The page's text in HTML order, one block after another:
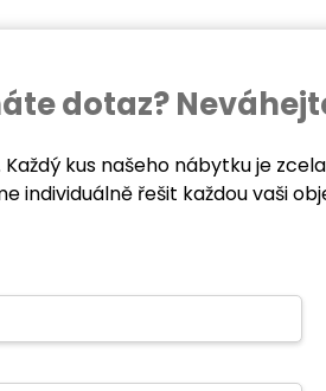
dotaz?
kus našeho nábytku je
individuálně řešit každou vaši